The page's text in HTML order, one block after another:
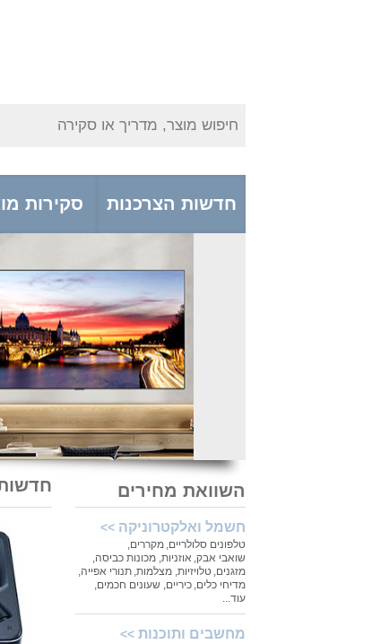
חיפוש מוצר, מדריך או סקירה
חדשות הצרכנות סקירות
השוואת מחירים
חשמל ואלקטרוניקה >>
טלפונים סלולריים, מקררים,
שואבי אבק, אוזניות, מכונות כביסה,
מזגנים, טלויזיות, מצלמות, תנורי אפייה,
מדיחי כלים, כיריים, שעונים חכמים,
עוד...
מחשבים ותוכנות >>